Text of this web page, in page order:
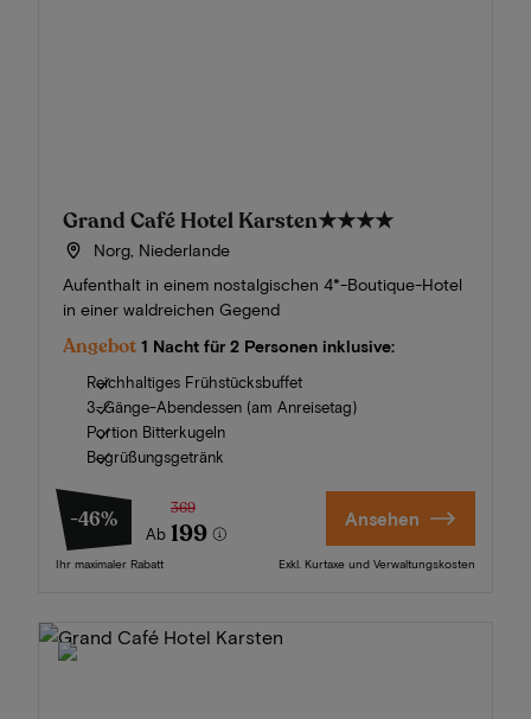
Grand Café Hotel Karsten★★★★
Norg, Niederlande
Aufenthalt in einem nostalgischen 4*-Boutique-Hotel
in einer waldreichen Gegend
Angebot 1 Nacht für 2 Personen inklusive:
Reichhaltiges Frühstücksbuffet
3-Gänge-Abendessen (am Anreisetag)
Portion Bitterkugeln
Begrüßungsgetränk
-46%
Ab
369
199
Ihr maximaler Rabatt
Ansehen
Exkl. Kurtaxe und Verwaltungskosten